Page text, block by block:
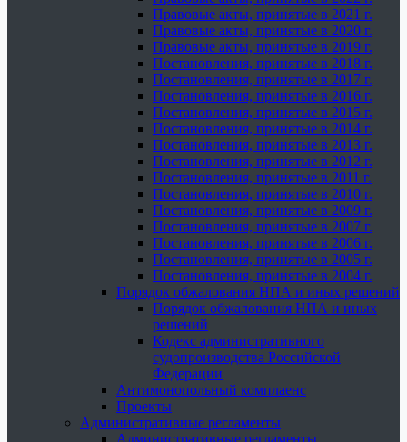
Правовые акты, принятые в 2021 г.
Правовые акты, принятые в 2020 г.
Правовые акты, принятые в 2019 г.
Постановления, принятые в 2018 г.
Постановления, принятые в 2017 г.
Постановления, принятые в 2016 г.
Постановления, принятые в 2015 г.
Постановления, принятые в 2014 г.
Постановления, принятые в 2013 г.
Постановления, принятые в 2012 г.
Постановления, принятые в 2011 г.
Постановления, принятые в 2010 г.
Постановления, принятые в 2009 г.
Постановления, принятые в 2007 г.
Постановления, принятые в 2006 г.
Постановления, принятые в 2005 г.
Постановления, принятые в 2004 г.
Порядок обжалования НПА и иных решений
Порядок обжалования НПА и иных
решений
Кодекс административного
судопроизводства Российской
Федерации
Антимонопольный комплаенс
Проекты
Административные регламенты
Административные регламенты